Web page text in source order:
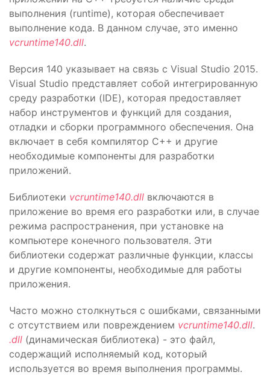
выполнения (runtime), которая обеспечивает
выполнение кода. В данном случае, это именно
vcruntime140.dll.
Версия 140 указывает на связь с Visual Studio 2015.
Visual Studio представляет собой интегрированную
среду разработки (IDE), которая предоставляет
набор инструментов и функций для создания,
отладки и сборки программного обеспечения. Она
включает в себя компилятор C++ и другие
необходимые компоненты для разработки
приложений.
Библиотеки vcruntime140.dll включаются в
приложение во время его разработки или, в случае
режима распространения, при установке на
компьютере конечного пользователя. Эти
библиотеки содержат различные функции, классы
и другие компоненты, необходимые для работы
приложения.
Часто можно столкнуться с ошибками, связанными
с отсутствием или повреждением vcruntime140.dll.
.dll (динамическая библиотека) - это файл,
содержащий исполняемый код, который
используется во время выполнения программы.